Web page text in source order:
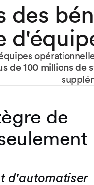
des
de 100 millions de
de
d'automatiser